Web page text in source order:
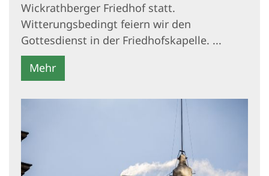
Wickrathberger Friedhof statt.
Witterungsbedingt feiern wir den
Gottesdienst in der Friedhofskapelle. ...
Mehr